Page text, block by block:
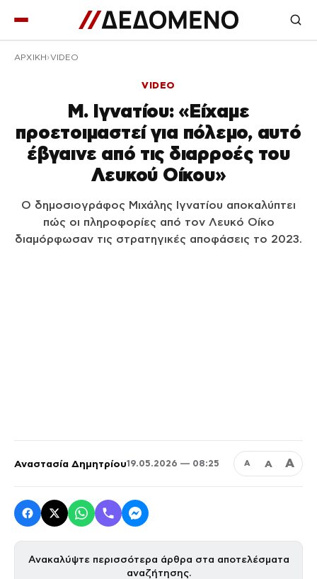
ΑΡΧΙΚΉ VIDEO
VIDEO
Μ. Ιγνατίου: «Είχαμε
προετοιμαστεί για πόλεμο, αυτό
έβγαινε από τις διαρροές του
Λευκού Οίκου»
Ο δημοσιογράφος Μιχάλης Ιγνατίου αποκαλύπτει
πώς οι πληροφορίες από τον Λευκό Οίκο
διαμόρφωσαν τις στρατηγικές αποφάσεις το 2023.
Αναστασία Δημητρίου19.05.2026 — 08:25 Α Α Α
Ανακαλύψτε περισσότερα άρθρα στα αποτελέσματα
αναζήτησης.